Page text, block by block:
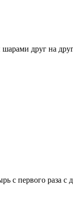
друг на
с первого раза с